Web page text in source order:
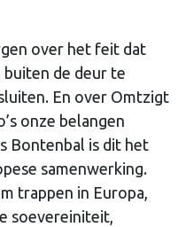
over het feit dat
de deur te
En over Omtzigt
onze belangen
Bontenbal is dit het
samenwerking.
trappen in Europa,
soevereiniteit,